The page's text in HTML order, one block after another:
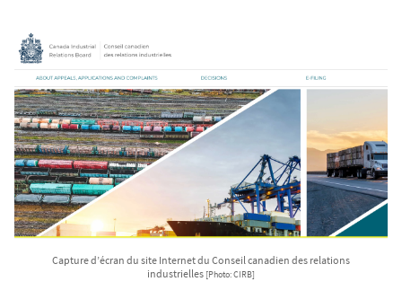
Capture d’écran du site Internet du Conseil canadien des relations
industrielles [Photo: CIRB]